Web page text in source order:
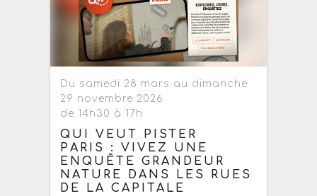
Du samedi 28 mars au dimanche
29 novembre 2026
de 14h30 à 17h
QUI VEUT PISTER
PARIS : VIVEZ UNE
ENQUÊTE GRANDEUR
NATURE DANS LES RUES
DE LA CAPITALE